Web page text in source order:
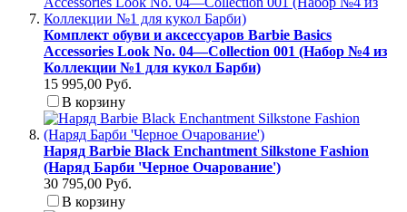
Комплект обуви и аксессуаров Barbie Basics
Accessories Look No. 04—Collection 001 (Набор №4 из
Коллекции №1 для кукол Барби)
15 995,00 Руб.
В корзину
Наряд Barbie Black Enchantment Silkstone Fashion
(Наряд Барби 'Черное Очарование')
30 795,00 Руб.
В корзину